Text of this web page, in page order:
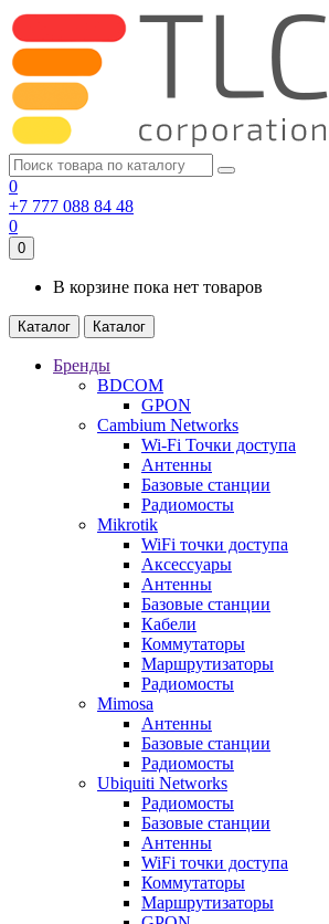
0
+7 777 088 84 48
0
0
В корзине пока нет товаров
Каталог Каталог
Бренды
BDCOM
GPON
Cambium Networks
Wi-Fi Точки доступа
Антенны
Базовые станции
Радиомосты
Mikrotik
WiFi точки доступа
Аксессуары
Антенны
Базовые станции
Кабели
Коммутаторы
Маршрутизаторы
Радиомосты
Mimosa
Антенны
Базовые станции
Радиомосты
Ubiquiti Networks
Радиомосты
Базовые станции
Антенны
WiFi точки доступа
Коммутаторы
Маршрутизаторы